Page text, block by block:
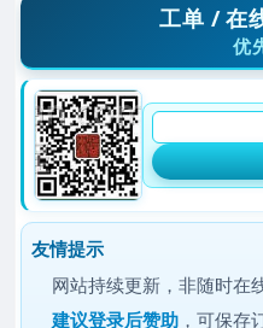
工单 / 在
优
友情提示
网站持续更新，非随时在
建议登录后赞助 ，可保存